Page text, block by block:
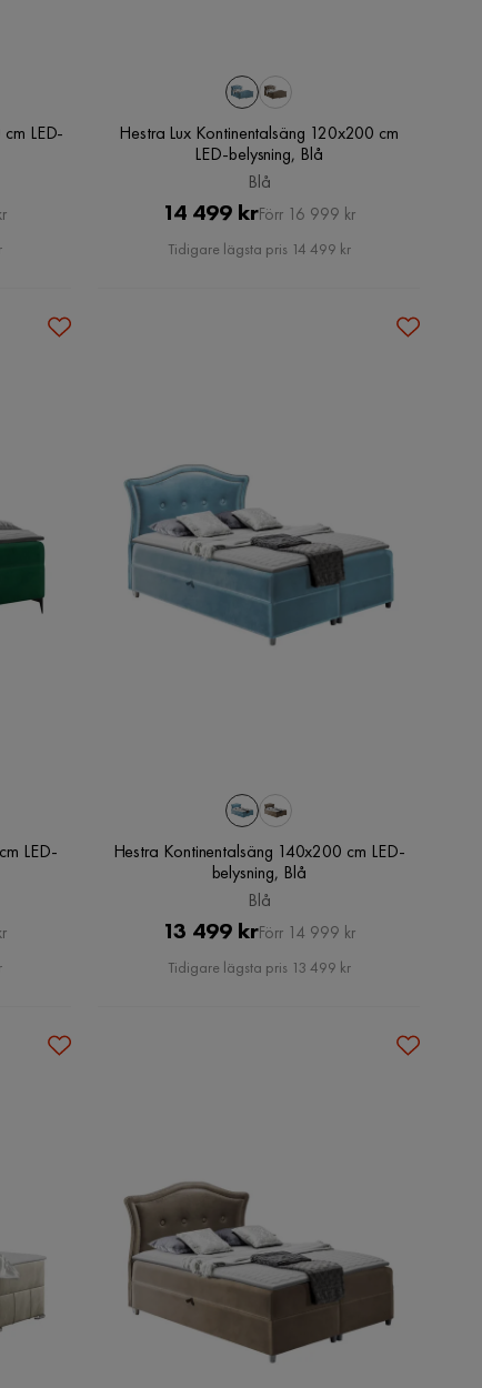
LED-
Hestra Lux Kontinentalsäng 120x200 cm
LED-belysning, Blå
Blå
Pris
14 499 krOriginal
Pris
Förr 16 999 kr
Tidigare lägsta pris 14 499 kr
LED-
Hestra Kontinentalsäng 140x200 cm LED-
belysning, Blå
Blå
Pris
13 499 krOriginal
Pris
Förr 14 999 kr
Tidigare lägsta pris 13 499 kr